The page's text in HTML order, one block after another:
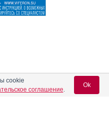
cookie
соглашение.
Ok